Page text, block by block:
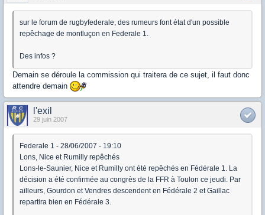
sur le forum de rugbyfederale, des rumeurs font état d'un possible
repêchage de montluçon en Federale 1.
Des infos ?
Demain se déroule la commission qui traitera de ce sujet, il faut donc
attendre demain
l'exil
29 juin 2007
Federale 1 - 28/06/2007 - 19:10
Lons, Nice et Rumilly repêchés
Lons-le-Saunier, Nice et Rumilly ont été repêchés en Fédérale 1. La
décision a été confirmée au congrès de la FFR à Toulon ce jeudi. Par
ailleurs, Gourdon et Vendres descendent en Fédérale 2 et Gaillac
repartira bien en Fédérale 3.